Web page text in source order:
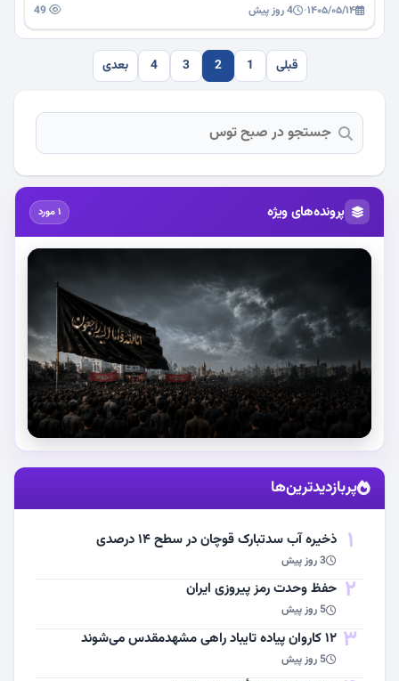
۱۴۰۵/۰۵/۱۴· 4 روز پیش
قبلی 1
2
3
4 بعدی
پرونده‌های ویژه 1 مورد
استقبال از آقای شهید ایران
مشاهده اخبار
پربازدیدترین‌ها
1 ذخیره آب سدتبارک قوچان در سطح ۱۴ درصدی
3 روز پیش
2 حفظ وحدت رمز پیروزی ایران
5 روز پیش
3 ۱۲ کاروان پیاده تایباد راهی مشهدمقدس می‌شوند
5 روز پیش